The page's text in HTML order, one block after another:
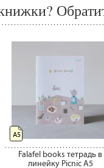
Falafel books тетрадь в
линейку Picnic A5
А5